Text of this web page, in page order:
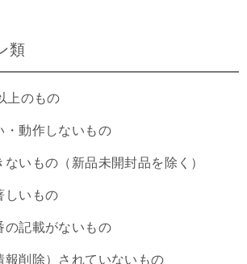
類
上のもの
・動作しないもの
いもの（新品未開封品を除く）
しいもの
の記載がないもの
報削除）されていないもの